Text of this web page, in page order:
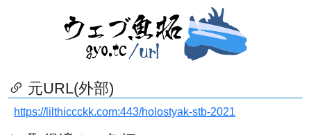
元URL(外部)
https://lilthiccckk.com:443/holostyak-stb-2021